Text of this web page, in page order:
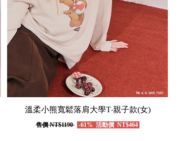
溫柔小熊寬鬆落肩大學T‧親子款(女)
售價NT$1190 -61% 活動價NT$464